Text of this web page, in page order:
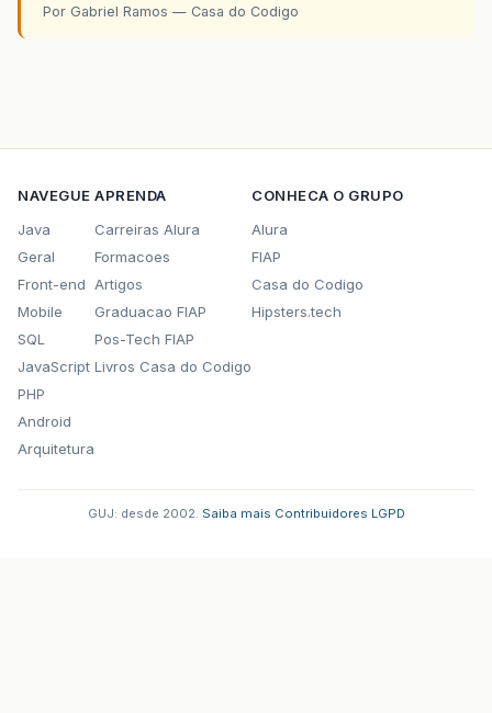
Por Gabriel Ramos — Casa do Codigo
NAVEGUE
Java
Geral
Front-end
Mobile
SQL
JavaScript
PHP
Android
Arquitetura
APRENDA
Carreiras Alura
Formacoes
Artigos
Graduacao FIAP
Pos-Tech FIAP
Livros Casa do Codigo
CONHECA O GRUPO
Alura
FIAP
Casa do Codigo
Hipsters.tech
GUJ: desde 2002. Saiba mais Contribuidores LGPD